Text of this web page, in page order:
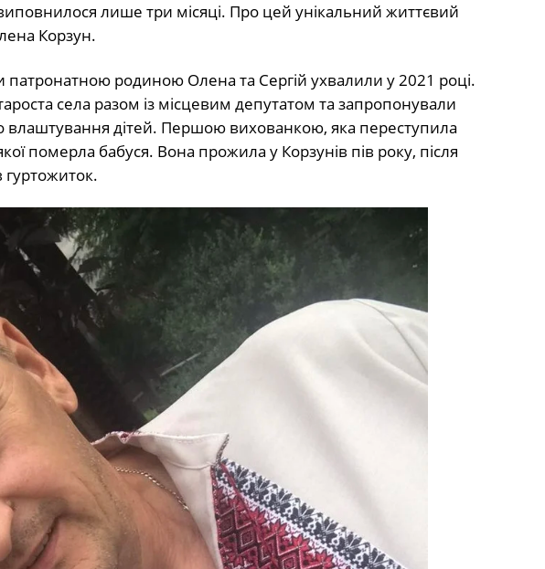
лише три місяці. Про цей унікальний життєвий
Корзун.
патронатною родиною Олена та Сергій ухвалили у 2021 році.
села разом із місцевим депутатом та запропонували
дітей. Першою вихованкою, яка переступила
померла бабуся. Вона прожила у Корзунів пів року, після
гуртожиток.